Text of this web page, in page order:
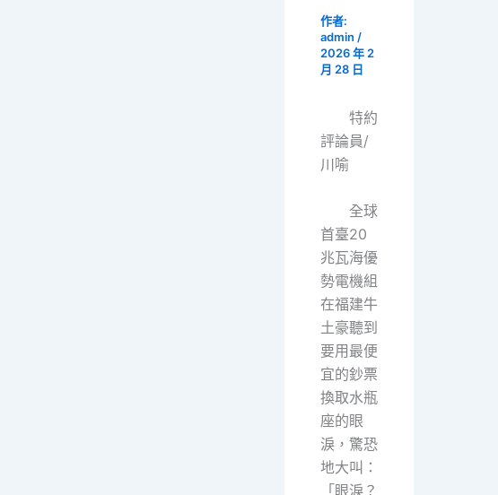
作者:
admin /
2026 年 2
月 28 日
特約
評論員/
川喻
全球
首臺20
兆瓦海優
勢電機組
在福建牛
土豪聽到
要用最便
宜的鈔票
換取水瓶
座的眼
淚，驚恐
地大叫：
「眼淚？